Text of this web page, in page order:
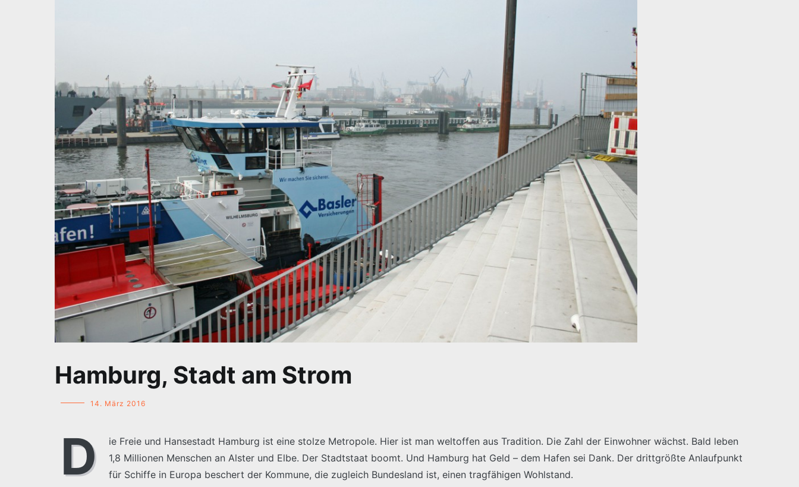
Hamburg, Stadt am Strom
14. März 2016
D
ie Freie und Hansestadt Hamburg ist eine stolze Metropole. Hier ist man weltoffen aus Tradition. Die Zahl der Einwohner wächst. Bald leben
1,8 Millionen Menschen an Alster und Elbe. Der Stadtstaat boomt. Und Hamburg hat Geld – dem Hafen sei Dank. Der drittgrößte Anlaufpunkt
für Schiffe in Europa beschert der Kommune, die zugleich Bundesland ist, einen tragfähigen Wohlstand.